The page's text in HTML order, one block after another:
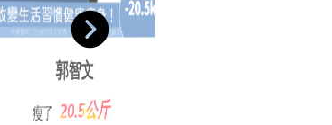
郭智文
瘦了 20.5公斤